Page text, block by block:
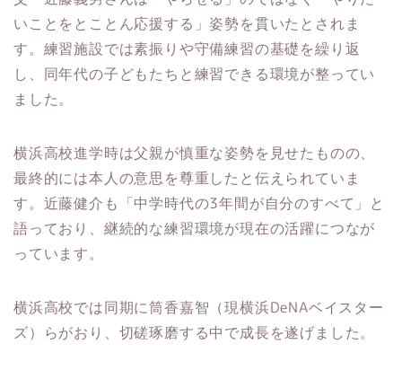
いことをとことん応援する」姿勢を貫いたとされま
す。練習施設では素振りや守備練習の基礎を繰り返
し、同年代の子どもたちと練習できる環境が整ってい
ました。
横浜高校進学時は父親が慎重な姿勢を見せたものの、
最終的には本人の意思を尊重したと伝えられていま
す。近藤健介も「中学時代の3年間が自分のすべて」と
語っており、継続的な練習環境が現在の活躍につなが
っています。
横浜高校では同期に筒香嘉智（現横浜DeNAベイスター
ズ）らがおり、切磋琢磨する中で成長を遂げました。